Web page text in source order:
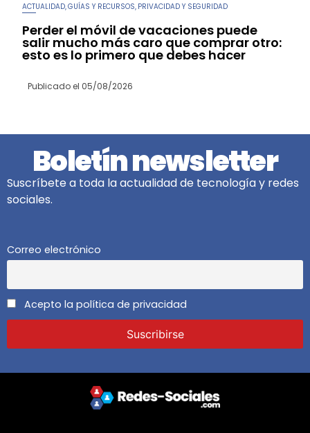
ACTUALIDAD ,GUÍAS Y RECURSOS PRIVACIDAD Y SEGURIDAD
Perder el móvil de vacaciones puede
salir mucho más caro que comprar otro:
esto es lo primero que debes hacer
Publicado el 05/08/2026
Boletín newsletter
Suscríbete a toda la actualidad de tecnología y redes
sociales.
Correo electrónico
Acepto la política de privacidad